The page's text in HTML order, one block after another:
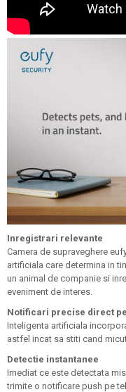
Inregistrari relevante
Camera de supraveghere
artificiala care determina in
un animal de companie si
eveniment de interes.
Notificari precise direct
Inteligenta artificiala
astfel incat sa stiti cand
Detectie instantanee
Imediat ce este detectata
trimite o notificare push pe